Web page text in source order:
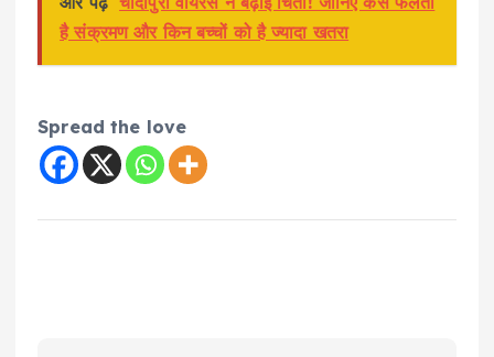
है संक्रमण और किन बच्चों को है ज्यादा खतरा
Spread the love